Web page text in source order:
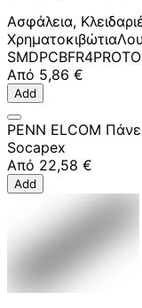
Ασφάλεια,
Χρηματοκιβώτια
SMDPCBFR4
Από 5,86 €
Add
PENN ELCOM
Socapex
Από 22,58 €
Add